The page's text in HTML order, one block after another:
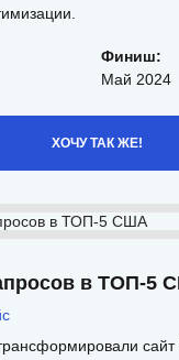
Финиш:
Май 2024
ХОЧУ ТАК ЖЕ!
в ТОП-5
сайт